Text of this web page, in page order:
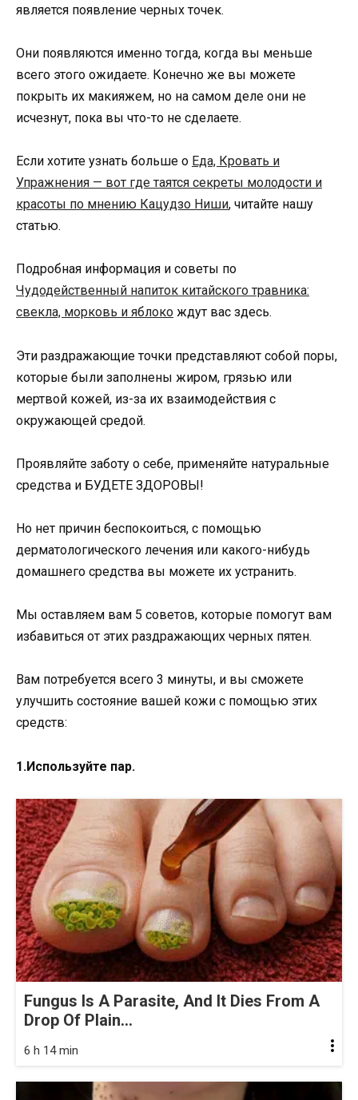
является появление черных точек.
Они появляются именно тогда, когда вы меньше
всего этого ожидаете. Конечно же вы можете
покрыть их макияжем, но на самом деле они не
исчезнут, пока вы что-то не сделаете.
Если хотите узнать больше о Еда, Кровать и
Упражнения — вот где таятся секреты молодости и
красоты по мнению Кацудзо Ниши, читайте нашу
статью.
Подробная информация и советы по
Чудодейственный напиток китайского травника:
свекла, морковь и яблоко ждут вас здесь.
Эти раздражающие точки представляют собой поры,
которые были заполнены жиром, грязью или
мертвой кожей, из-за их взаимодействия с
окружающей средой.
Проявляйте заботу о себе, применяйте натуральные
средства и БУДЕТЕ ЗДОРОВЫ!
Но нет причин беспокоиться, с помощью
дерматологического лечения или какого-нибудь
домашнего средства вы можете их устранить.
Мы оставляем вам 5 советов, которые помогут вам
избавиться от этих раздражающих черных пятен.
Вам потребуется всего 3 минуты, и вы сможете
улучшить состояние вашей кожи с помощью этих
средств:
1.Используйте пар.
Fungus Is A Parasite, And It Dies From A
Drop Of Plain...
6 h 14 min